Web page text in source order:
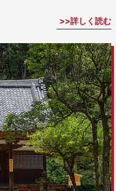
詳しく読む